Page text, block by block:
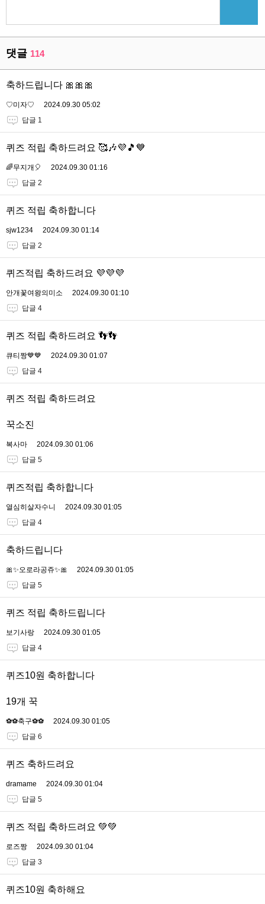
댓글 114
축하드립니다 🎀🎀🎀
♡미자♡
2024.09.30 05:02
답글 1
퀴즈 적립 축하드려요 🥰🎶💜🎵💙
🌈무지개🎈
2024.09.30 01:16
답글 2
퀴즈 적립 축하합니다
sjw1234
2024.09.30 01:14
답글 2
퀴즈적립 축하드려요 💜💜💜
안개꽃여왕의미소
2024.09.30 01:10
답글 4
퀴즈 적립 축하드려요 👣👣
큐티짱💙💙
2024.09.30 01:07
답글 4
퀴즈 적립 축하드려요
꾹소진
복사마
2024.09.30 01:06
답글 5
퀴즈적립 축하합니다
열심히살자수니
2024.09.30 01:05
답글 4
축하드립니다
🎀✨오로라공쥬✨🎀
2024.09.30 01:05
답글 5
퀴즈 적립 축하드립니다
보기사랑
2024.09.30 01:05
답글 4
퀴즈10원 축하합니다
19개 꾹
⚽️⚽️축구⚽️⚽️
2024.09.30 01:05
답글 6
퀴즈 축하드려요
dramame
2024.09.30 01:04
답글 5
퀴즈 적립 축하드려요 💚💚
로즈짱
2024.09.30 01:04
답글 3
퀴즈10원 축하해요